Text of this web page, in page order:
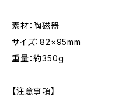
素材：陶磁器
サイズ：82×95mm
重量：約350g
【注意事項】